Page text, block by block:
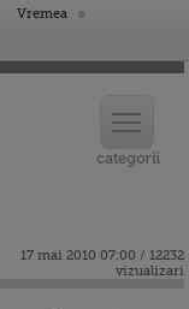
Vremea
17 mai 2010 07:00 / 12232
vizualizari